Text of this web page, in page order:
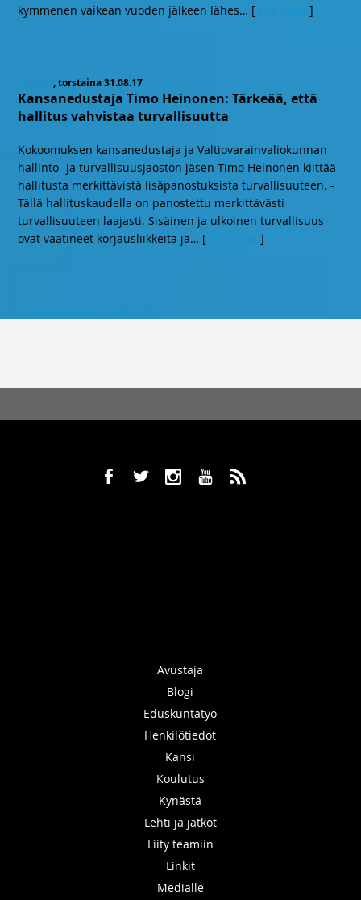
kymmenen vaikean vuoden jälkeen lähes… [ ]
Uutiset, torstaina 31.08.17
Kansanedustaja Timo Heinonen: Tärkeää, että
hallitus vahvistaa turvallisuutta
Kokoomuksen kansanedustaja ja Valtiovarainvaliokunnan
hallinto- ja turvallisuusjaoston jäsen Timo Heinonen kiittää
hallitusta merkittävistä lisäpanostuksista turvallisuuteen. -
Tällä hallituskaudella on panostettu merkittävästi
turvallisuuteen laajasti. Sisäinen ja ulkoinen turvallisuus
ovat vaatineet korjausliikkeitä ja… [ ]
b a x r ,
Avustaja
Blogi
Eduskuntatyö
Henkilötiedot
Kansi
Koulutus
Kynästä
Lehti ja jatkot
Liity teamiin
Linkit
Medialle